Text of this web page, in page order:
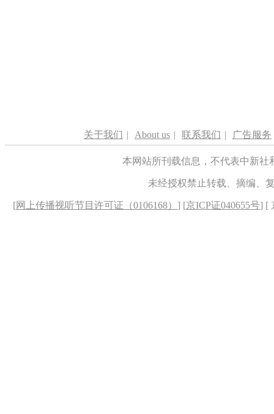
关于我们 | About us | 联系我们 | 广告服务
本网站所刊载信息，不代表中新
未经授权禁止转载、摘编、
[网上传播视听节目许可证（0106168） ] [京ICP证040655号] [